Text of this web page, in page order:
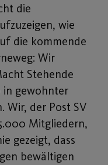
die
wie
die kommende
Wir
Stehende
gewohnter
Wir, der Post SV
Mitgliedern,
gezeigt, dass
bewältigen